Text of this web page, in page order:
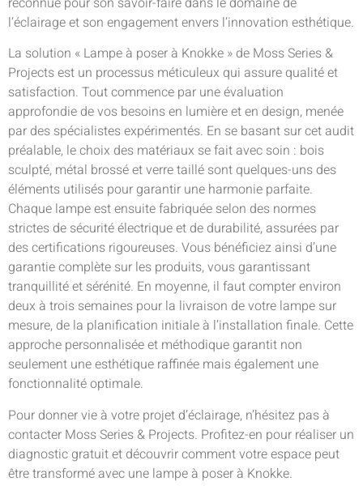
l’éclairage et son engagement envers l’innovation esthétique.
La solution « Lampe à poser à Knokke » de Moss Series &
Projects est un processus méticuleux qui assure qualité et
satisfaction. Tout commence par une évaluation
approfondie de vos besoins en lumière et en design, menée
par des spécialistes expérimentés. En se basant sur cet audit
préalable, le choix des matériaux se fait avec soin : bois
sculpté, métal brossé et verre taillé sont quelques-uns des
éléments utilisés pour garantir une harmonie parfaite.
Chaque lampe est ensuite fabriquée selon des normes
strictes de sécurité électrique et de durabilité, assurées par
des certifications rigoureuses. Vous bénéficiez ainsi d’une
garantie complète sur les produits, vous garantissant
tranquillité et sérénité. En moyenne, il faut compter environ
deux à trois semaines pour la livraison de votre lampe sur
mesure, de la planification initiale à l’installation finale. Cette
approche personnalisée et méthodique garantit non
seulement une esthétique raffinée mais également une
fonctionnalité optimale.
Pour donner vie à votre projet d’éclairage, n’hésitez pas à
contacter Moss Series & Projects. Profitez-en pour réaliser un
diagnostic gratuit et découvrir comment votre espace peut
être transformé avec une lampe à poser à Knokke.